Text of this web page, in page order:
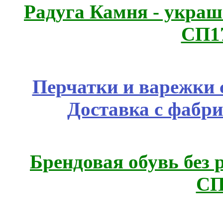
Радуга Камня -
Перчатки и варежки
Доставка с
Брендовая обувь без